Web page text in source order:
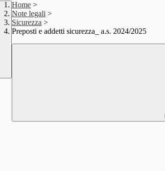
Home >
Note legali >
Sicurezza >
Preposti e addetti sicurezza_ a.s. 2024/2025